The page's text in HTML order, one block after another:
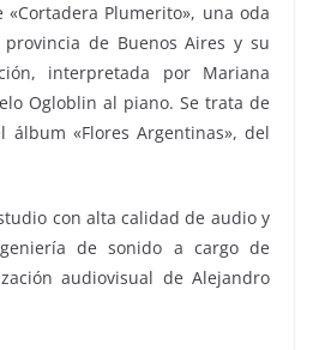
«Cortadera Plumerito», una oda
de Buenos Aires y su
interpretada por Mariana
Ogloblin al piano. Se trata de
álbum «Flores Argentinas», del
con alta calidad de audio y
de sonido a cargo de
audiovisual de Alejandro